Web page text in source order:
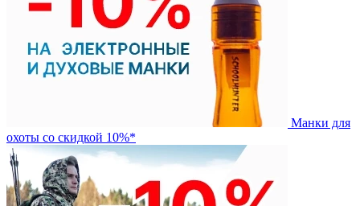
Манки для
охоты со скидкой 10%*